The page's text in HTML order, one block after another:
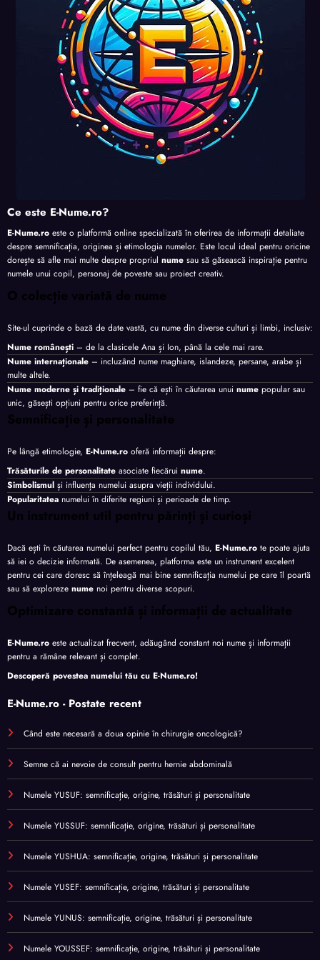
te
te
Ce este E-Nume.ro?
E-Nume.ro este o platformă online specializată în oferirea de informații detaliate
despre semnificația, originea și etimologia numelor. Este locul ideal pentru oricine
dorește să afle mai multe despre propriul nume sau să găsească inspirație pentru
numele unui copil, personaj de poveste sau proiect creativ.
O colecție variată de nume
Site-ul cuprinde o bază de date vastă, cu nume din diverse culturi și limbi, inclusiv:
Nume românești – de la clasicele Ana și Ion, până la cele mai rare.
Nume internaționale – incluzând nume maghiare, islandeze, persane, arabe și
multe altele.
Nume moderne și tradiționale – fie că ești în căutarea unui nume popular sau
unic, găsești opțiuni pentru orice preferință.
Semnificație și personalitate
Pe lângă etimologie, E-Nume.ro oferă informații despre:
Trăsăturile de personalitate asociate fiecărui nume.
Simbolismul și influența numelui asupra vieții individului.
Popularitatea numelui în diferite regiuni și perioade de timp.
Un instrument util pentru părinți și curioși
Dacă ești în căutarea numelui perfect pentru copilul tău, E-Nume.ro te poate ajuta
să iei o decizie informată. De asemenea, platforma este un instrument excelent
pentru cei care doresc să înțeleagă mai bine semnificația numelui pe care îl poartă
sau să exploreze nume noi pentru diverse scopuri.
Optimizare constantă și informații de actualitate
E-Nume.ro este actualizat frecvent, adăugând constant noi nume și informații
pentru a rămâne relevant și complet.
Descoperă povestea numelui tău cu E-Nume.ro!
E-Nume.ro - Postate recent
Când este necesară a doua opinie în chirurgie oncologică?
Semne că ai nevoie de consult pentru hernie abdominală
Numele YUSUF: semnificație, origine, trăsături și personalitate
Numele YUSSUF: semnificație, origine, trăsături și personalitate
Numele YUSHUA: semnificație, origine, trăsături și personalitate
Numele YUSEF: semnificație, origine, trăsături și personalitate
Numele YUNUS: semnificație, origine, trăsături și personalitate
Numele YOUSSEF: semnificație, origine, trăsături și personalitate